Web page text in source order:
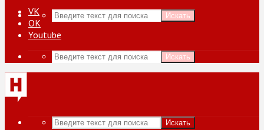
Искать
VK
ОК
Youtube
Искать
Искать